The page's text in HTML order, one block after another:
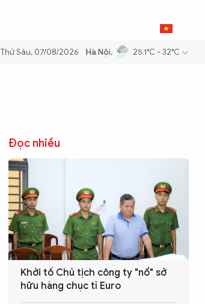
Thứ Sáu, 07/08/2026 Hà Nội, 25.1°C - 32°C
Đọc nhiều
Khởi tố Chủ tịch công ty "nổ" sở
hữu hàng chục tỉ Euro